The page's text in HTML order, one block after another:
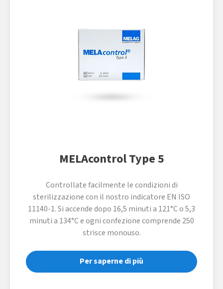
MELAcontrol Type 5
Controllate facilmente le condizioni di
sterilizzazione con il nostro indicatore EN ISO
11140-1. Si accende dopo 16,5 minuti a 121°C o 5,3
minuti a 134°C e ogni confezione comprende 250
strisce monouso.
Per saperne di più